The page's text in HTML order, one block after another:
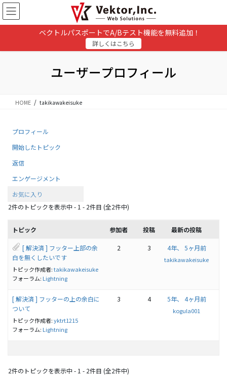
コ
ン
テ
ナ
ビ
ゲ
ベクトルパスポートでA/Bテスト機能を無料追加！
詳しくはこちら
ユーザープロフィール
HOME takikawakeisuke
プロフィール
開始したトピック
返信
エンゲージメント
お気に入り
2件のトピックを表示中 - 1 - 2件目 (全2件中)
トピック 参加者 投稿 最新の投稿
[ 解決済 ] フッター上部の余
白を無くしたいです
トピック作成者:takikawakeisuke
フォーラム: Lightning
2 3 4年、 5ヶ月前
takikawakeisuke
[ 解決済 ] フッターの上の余白に
ついて
トピック作成者:yktrt1215
フォーラム: Lightning
3 4 5年、 4ヶ月前
kogula001
2件のトピックを表示中 - 1 - 2件目 (全2件中)